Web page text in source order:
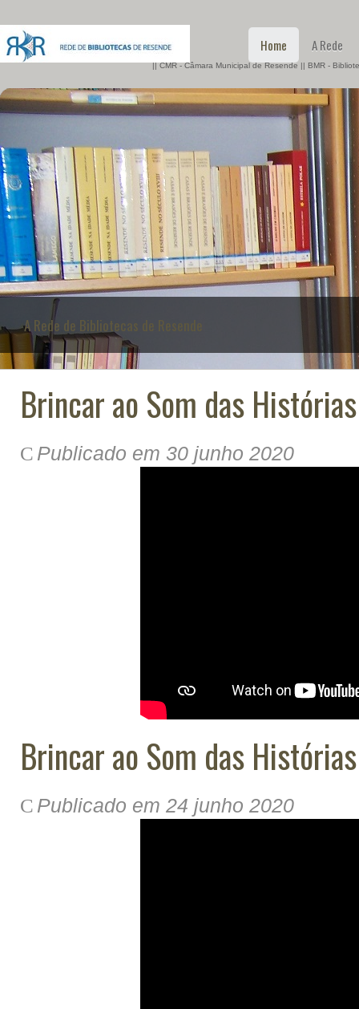
Home A Rede
|| CMR - Câmara Municipal de Resende || BMR -
A Rede de Bibliotecas de Resende
Brincar ao Som das
Publicado em 30 junho 2020
Brincar ao Som das
Publicado em 24 junho 2020